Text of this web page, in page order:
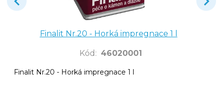
Finalit Nr.20 - Horká impregnace 1 l
Kód : 46020001
Finalit Nr.20 - Horká impregnace 1 l